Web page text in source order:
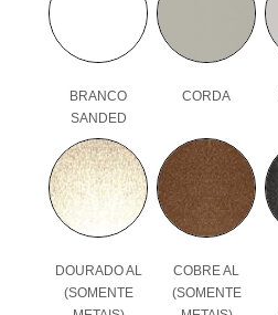
BRANCO
SANDED
CORDA
DOURADO AL
(SOMENTE
COBRE AL
(SOMENTE